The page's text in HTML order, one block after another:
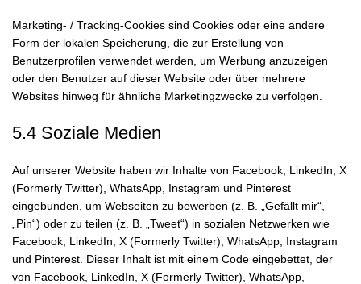
Marketing- / Tracking-Cookies sind Cookies oder eine andere
Form der lokalen Speicherung, die zur Erstellung von
Benutzerprofilen verwendet werden, um Werbung anzuzeigen
oder den Benutzer auf dieser Website oder über mehrere
Websites hinweg für ähnliche Marketingzwecke zu verfolgen.
5.4 Soziale Medien
Auf unserer Website haben wir Inhalte von Facebook, LinkedIn, X
(Formerly Twitter), WhatsApp, Instagram und Pinterest
eingebunden, um Webseiten zu bewerben (z. B. „Gefällt mir“,
„Pin“) oder zu teilen (z. B. „Tweet“) in sozialen Netzwerken wie
Facebook, LinkedIn, X (Formerly Twitter), WhatsApp, Instagram
und Pinterest. Dieser Inhalt ist mit einem Code eingebettet, der
von Facebook, LinkedIn, X (Formerly Twitter), WhatsApp,